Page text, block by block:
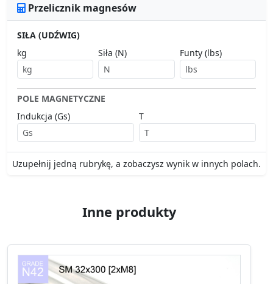
Przelicznik magnesów
SIŁA (UDŹWIG)
kg
Siła (N) Funty (lbs)
POLE MAGNETYCZNE
Indukcja (Gs)
T
Uzupełnij jedną rubrykę, a zobaczysz wynik w innych polach.
Inne produkty